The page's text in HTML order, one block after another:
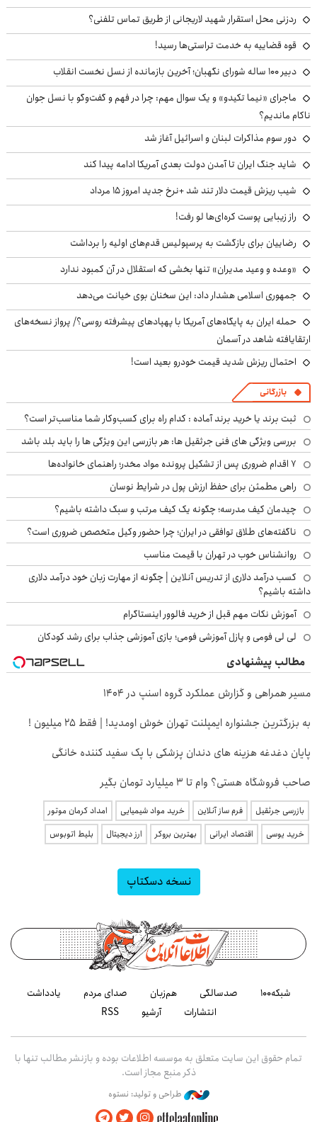
ردزنی محل استقرار شهید لاریجانی از طریق تماس تلفنی؟
قوه قضاییه به خدمت تراستی‌ها رسید!
دبیر ۱۰۰ ساله شورای نگهبان؛ آخرین بازمانده از نسل نخست انقلاب
ماجرای «نیما تکیدو» و یک سوال مهم: چرا در فهم و گفت‌وگو با نسل جوان
ناکام ماندیم؟
دور سوم مذاکرات لبنان و اسرائیل آغاز شد
شاید جنگ ایران تا آمدن دولت بعدی آمریکا ادامه پیدا کند
شیب ریزش قیمت دلار تند شد +نرخ جدید امروز ۱۵ مرداد
راز زیبایی پوست کره‌ای‌ها لو رفت!
رضاییان برای بازگشت به پرسپولیس قدم‌های اولیه را برداشت
«وعده و وعید مدیران» تنها بخشی که استقلال در آن کمبود ندارد
جمهوری اسلامی هشدار داد: این سخنان بوی خیانت می‌دهد
حمله ایران به پایگاه‌های آمریکا با پهپادهای پیشرفته روسی؟/ پرواز نسخه‌های
ارتقایافته شاهد در آسمان
احتمال ریزش شدید قیمت خودرو بعید است!
بازرگانی
ثبت برند یا خرید برند آماده : کدام راه برای کسب‌وکار شما مناسب‌تر است؟
بررسی ویژگی های فنی جرثقیل ها: هر بازرسی این ویژگی ها را باید بلد باشد
۷ اقدام ضروری پس از تشکیل پرونده مواد مخدر؛ راهنمای خانواده‌ها
راهی مطمئن برای حفظ ارزش پول در شرایط نوسان
چیدمان کیف مدرسه؛ چگونه یک کیف مرتب و سبک داشته باشیم؟
ناگفته‌های طلاق توافقی در ایران؛ چرا حضور وکیل متخصص ضروری است؟
روانشناس خوب در تهران با قیمت مناسب
کسب درآمد دلاری از تدریس آنلاین | چگونه از مهارت زبان خود درآمد دلاری
داشته باشیم؟
آموزش نکات مهم قبل از خرید فالوور اینستاگرام
لی لی فومی و پازل آموزشی فومی؛ بازی آموزشی جذاب برای رشد کودکان
مطالب پیشنهادی
مسیر همراهی و گزارش عملکرد گروه اسنپ در ۱۴۰۴
به بزرگترین جشنواره ایمپلنت تهران خوش اومدید! | فقط ۲۵ میلیون !
پایان دغدغه هزینه های دندان پزشکی با پک سفید کننده خانگی
صاحب فروشگاه هستی؟ وام تا ۳ میلیارد تومان بگیر
بازرسی جرثقیل فرم ساز آنلاین خرید مواد شیمیایی
امداد کرمان موتور
خرید یوسی
اقتصاد ایرانی بهترین بروکر ارز دیجیتال بلیط اتوبوس
نسخه دسکتاپ
شبکه۱۰۰ صدسالگی هم‌زبان صدای مردم
یادداشت
انتشارات
آرشیو RSS
تمام حقوق این سایت متعلق به موسسه اطلاعات بوده و بازنشر مطالب تنها با
ذکر منبع مجاز است.
طراحی و تولید: نستوه